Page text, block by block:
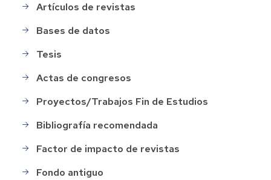
Artículos de revistas
Bases de datos
Tesis
Actas de congresos
Proyectos/Trabajos Fin de Estudios
Bibliografía recomendada
Factor de impacto de revistas
Fondo antiguo